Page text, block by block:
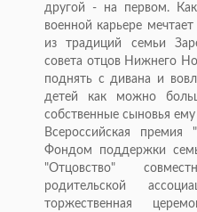
другой - на первом.
военной карьере
из традиций семьи
совета отцов Нижнего
поднять с дивана и
детей как можно
собственные сыновья
Всероссийская премия
Фондом поддержки
"Отцовство"
родительской
торжественная